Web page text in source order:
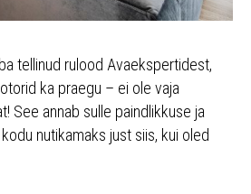
tellinud rulood Avaekspertidest,
ka praegu – ei ole vaja
See annab sulle paindlikkuse ja
nutikamaks just siis, kui oled